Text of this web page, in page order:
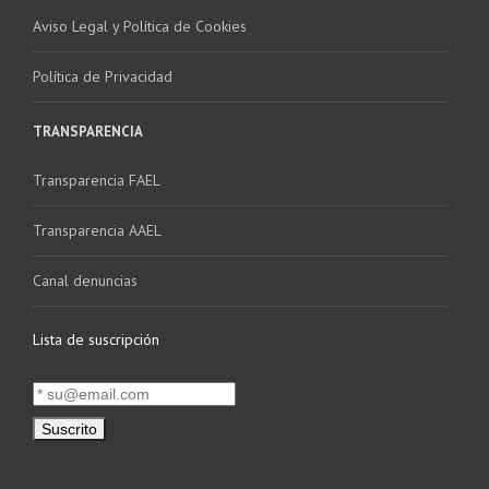
Aviso Legal y Política de Cookies
Política de Privacidad
TRANSPARENCIA
Transparencia FAEL
Transparencia AAEL
Canal denuncias
Lista de suscripción